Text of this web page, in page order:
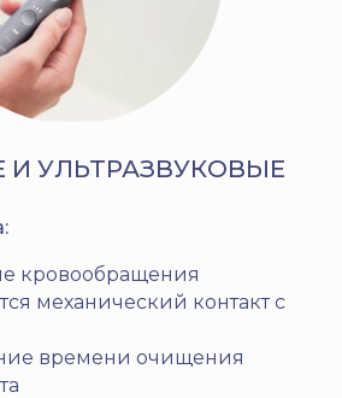
И УЛЬТРАЗВУКОВЫЕ
кровообращения
механический контакт с
времени очищения